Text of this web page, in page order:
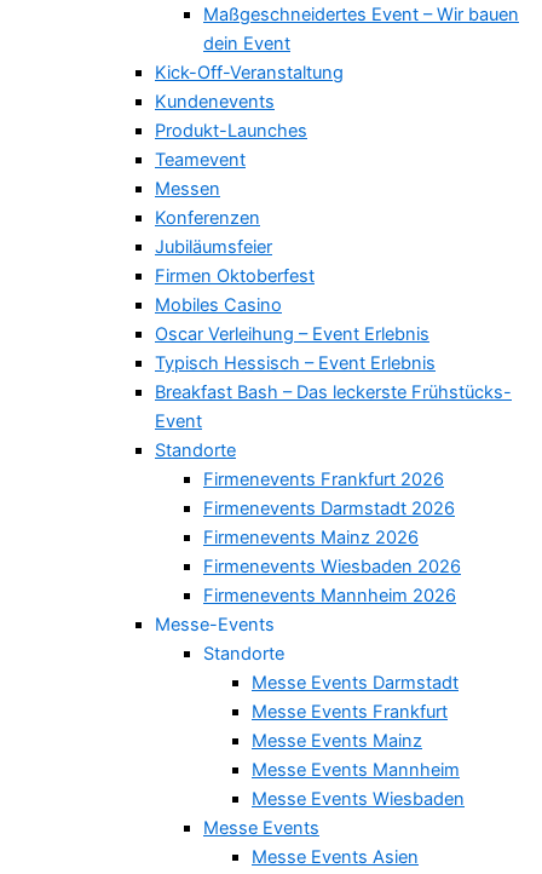
Maßgeschneidertes Event – Wir bauen
dein Event
Kick-Off-Veranstaltung
Kundenevents
Produkt-Launches
Teamevent
Messen
Konferenzen
Jubiläumsfeier
Firmen Oktoberfest
Mobiles Casino
Oscar Verleihung – Event Erlebnis
Typisch Hessisch – Event Erlebnis
Breakfast Bash – Das leckerste Frühstücks-
Event
Standorte
Firmenevents Frankfurt 2026
Firmenevents Darmstadt 2026
Firmenevents Mainz 2026
Firmenevents Wiesbaden 2026
Firmenevents Mannheim 2026
Messe-Events
Standorte
Messe Events Darmstadt
Messe Events Frankfurt
Messe Events Mainz
Messe Events Mannheim
Messe Events Wiesbaden
Messe Events
Messe Events Asien